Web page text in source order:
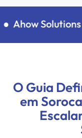
Ahow Solutions
O Guia
em